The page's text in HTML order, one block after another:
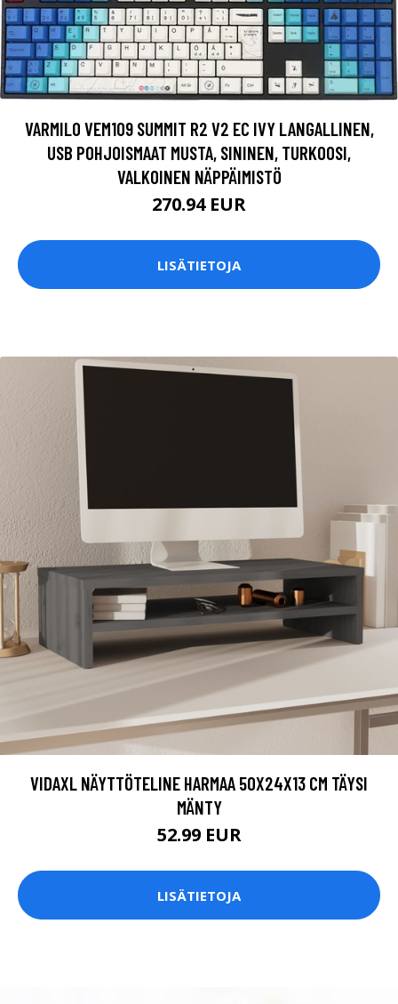
VARMILO VEM109 SUMMIT R2 V2 EC IVY LANGALLINEN,
USB POHJOISMAAT MUSTA, SININEN, TURKOOSI,
VALKOINEN NÄPPÄIMISTÖ
270.94 EUR
LISÄTIETOJA
VIDAXL NÄYTTÖTELINE HARMAA 50X24X13 CM TÄYSI
MÄNTY
52.99 EUR
LISÄTIETOJA